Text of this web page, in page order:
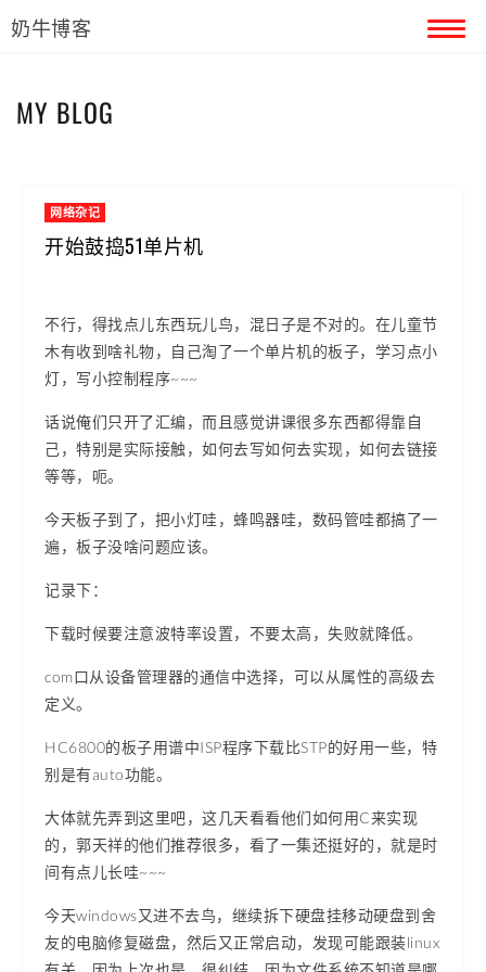
奶牛博客
MY BLOG
网络杂记
开始鼓捣51单片机
不行，得找点儿东西玩儿鸟，混日子是不对的。在儿童节
木有收到啥礼物，自己淘了一个单片机的板子，学习点小
灯，写小控制程序~~~
话说俺们只开了汇编，而且感觉讲课很多东西都得靠自
己，特别是实际接触，如何去写如何去实现，如何去链接
等等，呃。
今天板子到了，把小灯哇，蜂鸣器哇，数码管哇都搞了一
遍，板子没啥问题应该。
记录下：
下载时候要注意波特率设置，不要太高，失败就降低。
com口从设备管理器的通信中选择，可以从属性的高级去
定义。
HC6800的板子用谱中ISP程序下载比STP的好用一些，特
别是有auto功能。
大体就先弄到这里吧，这几天看看他们如何用C来实现
的，郭天祥的他们推荐很多，看了一集还挺好的，就是时
间有点儿长哇~~~
今天windows又进不去鸟，继续拆下硬盘挂移动硬盘到舍
友的电脑修复磁盘，然后又正常启动，发现可能跟装linux